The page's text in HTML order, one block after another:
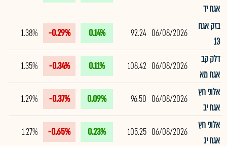
אגח יד
בזק אגח
13
06/08/2026
92.24
0.14%
-0.29%
1.38%
דלק קב
אגח מא
06/08/2026
108.42
0.11%
-0.34%
1.35%
אלוני חץ
אגח יב
06/08/2026
96.50
0.09%
-0.37%
1.29%
אלוני חץ
אגח יג
06/08/2026
105.25
0.23%
-0.65%
1.27%